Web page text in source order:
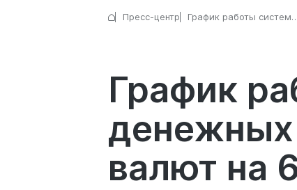
Пресс-центр
График работы систем
График
денежных
валют на